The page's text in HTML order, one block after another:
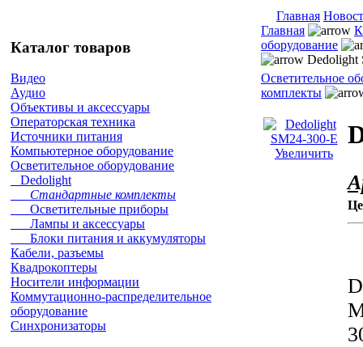
Главная
Каталог товаров
Видео
Аудио
Объективы и аксессуары
Операторская техника
Источники питания
Компьютерное оборудование
Осветительное оборудование
Dedolight
Стандартные комплекты
Осветительные приборы
Лампы и аксессуары
Блоки питания и аккумуляторы
Кабели, разъемы
Квадрокоптеры
Носители информации
Коммутационно-распределительное
оборудование
Синхронизаторы
Главная
оборудование
Dedolight
Осветительное
комплекты
Увеличить